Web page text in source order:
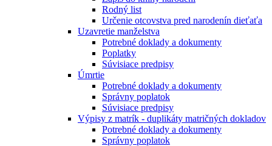
Rodný list
Určenie otcovstva pred narodenín dieťaťa
Uzavretie manželstva
Potrebné doklady a dokumenty
Poplatky
Súvisiace predpisy
Úmrtie
Potrebné doklady a dokumenty
Správny poplatok
Súvisiace predpisy
Výpisy z matrík - duplikáty matričných dokladov
Potrebné doklady a dokumenty
Správny poplatok